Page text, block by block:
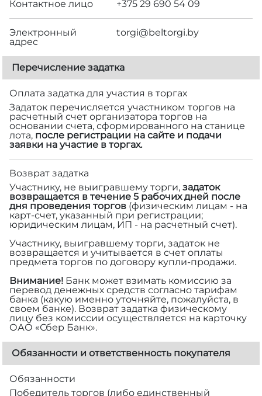
Контактное лицо +375 29 690 54 09
Электронный
адрес
torgi@beltorgi.by
Перечисление задатка
Оплата задатка для участия в торгах
Задаток перечисляется участником торгов на
расчетный счет организатора торгов на
основании счета, сформированного на станице
лота, после регистрации на сайте и подачи
заявки на участие в торгах.
Возврат задатка
Участнику, не выигравшему торги, задаток
возвращается в течение 5 рабочих дней после
дня проведения торгов (физическим лицам - на
карт-счет, указанный при регистрации;
юридическим лицам, ИП - на расчетный счет).
Участнику, выигравшему торги, задаток не
возвращается и учитывается в счет оплаты
предмета торгов по договору купли-продажи.
Внимание! Банк может взимать комиссию за
перевод денежных средств согласно тарифам
банка (какую именно уточняйте, пожалуйста, в
своем банке). Возврат задатка физическому
лицу без комиссии осуществляется на карточку
ОАО «Сбер Банк».
Обязанности и ответственность покупателя
Обязанности
Победитель торгов (либо единственный